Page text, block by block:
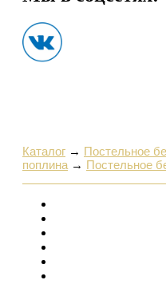
Каталог → Постельное
поплина → Постельное